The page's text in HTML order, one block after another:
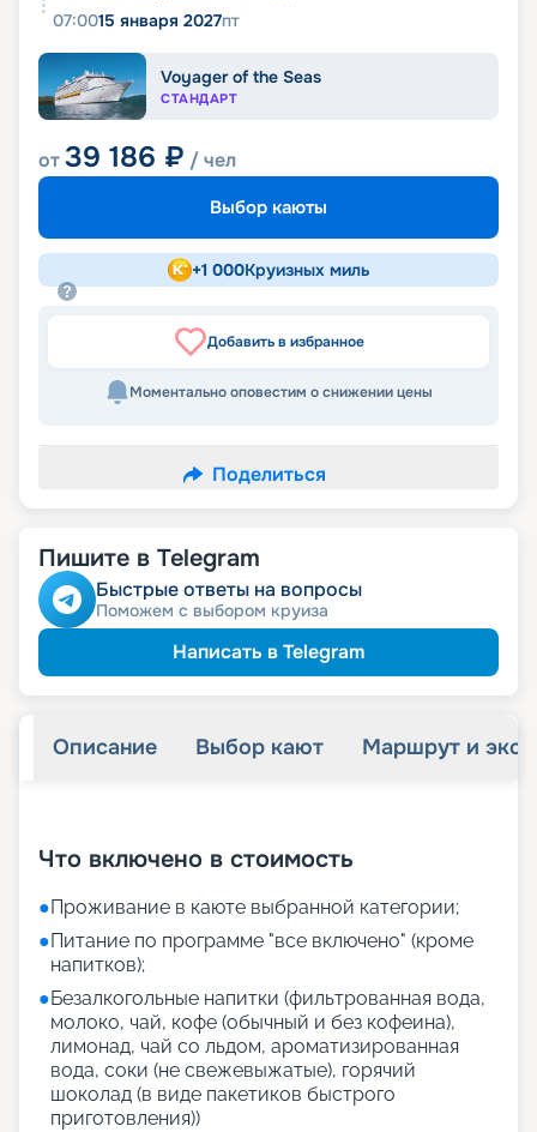
07:0015 января 2027пт
Voyager of the Seas
СТАНДАРТ
от39 186 ₽ / чел
Выбор каюты
+1 000Круизных миль
Добавить в избранное
Моментально оповестим о снижении цены
Поделиться
Пишите в Telegram
Быстрые ответы на вопросы
Поможем с выбором круиза
Написать в Telegram
Описание Выбор кают Маршрут и
Что включено в стоимость
●Проживание в каюте выбранной категории;
●Питание по программе "все включено" (кроме
напитков);
●Безалкогольные напитки (фильтрованная вода,
молоко, чай, кофе (обычный и без кофеина),
лимонад, чай со льдом, ароматизированная
вода, соки (не свежевыжатые), горячий
шоколад (в виде пакетиков быстрого
приготовления))